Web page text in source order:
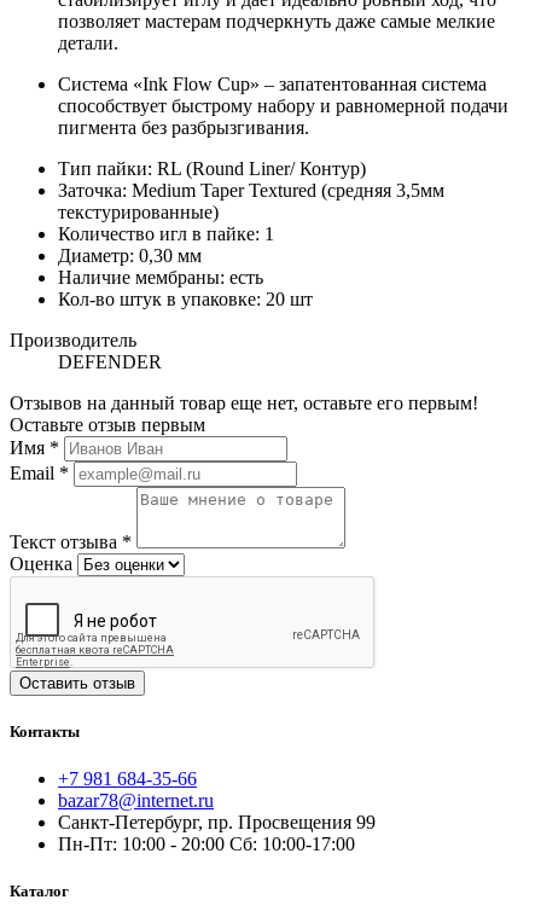
позволяет мастерам подчеркнуть даже самые мелкие
детали.
Система «Ink Flow Cup» – запатентованная система
способствует быстрому набору и равномерной подачи
пигмента без разбрызгивания.
Тип пайки: RL (Round Liner/ Контур)
Заточка: Medium Taper Textured (средняя 3,5мм
текстурированные)
Количество игл в пайке: 1
Диаметр: 0,30 мм
Наличие мембраны: есть
Кол-во штук в упаковке: 20 шт
Производитель
DEFENDER
Отзывов на данный товар еще нет, оставьте его первым!
Оставьте отзыв первым
Имя *
Email *
Текст отзыва *
Оценка
Оставить отзыв
Контакты
+7 981 684-35-66
bazar78@internet.ru
Санкт-Петербург, пр. Просвещения 99
Пн-Пт: 10:00 - 20:00 Сб: 10:00-17:00
Каталог